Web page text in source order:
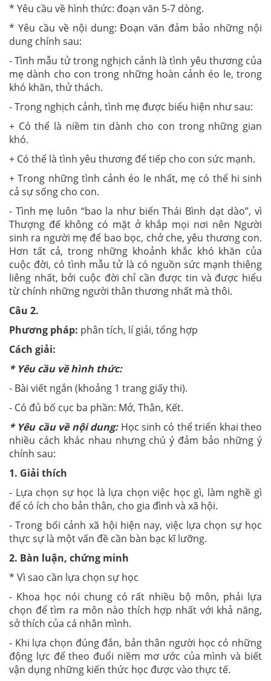
* Yêu cầu về hình thức: đoạn văn 5-7 dòng.
* Yêu cầu về nội dung: Đoạn văn đảm bảo những nội
dung chính sau:
- Tình mẫu tử trong nghịch cảnh là tình yêu thương của
mẹ dành cho con trong những hoàn cảnh éo le, trong
khó khăn, thử thách.
- Trong nghịch cảnh, tình mẹ được biểu hiện như sau:
+ Có thể là niềm tin dành cho con trong những gian
khó.
+ Có thể là tình yêu thương để tiếp cho con sức mạnh.
+ Trong những tình cảnh éo le nhất, mẹ có thể hi sinh
cả sự sống cho con.
- Tình mẹ luôn “bao la như biển Thái Bình dạt dào”, vì
Thượng đế không có mặt ở khắp mọi nơi nên Người
sinh ra người mẹ để bao bọc, chở che, yêu thương con.
Hơn tất cả, trong những khoảnh khắc khó khăn của
cuộc đời, có tình mẫu tử là có nguồn sức mạnh thiêng
liêng nhất, bởi cuộc đời chỉ cần được tin và được hiểu
từ chính những người thân thương nhất mà thôi.
Câu 2.
Phương pháp: phân tích, lí giải, tổng hợp
Cách giải:
* Yêu cầu về hình thức:
- Bài viết ngắn (khoảng 1 trang giấy thi).
- Có đủ bố cục ba phần: Mở, Thân, Kết.
* Yêu cầu về nội dung:Học sinh có thể triển khai theo
nhiều cách khác nhau nhưng chú ý đảm bảo những ý
chính sau:
1. Giải thích
- Lựa chọn sự học là lựa chọn việc học gì, làm nghề gì
để có ích cho bản thân, cho gia đình và xã hội.
- Trong bối cảnh xã hội hiện nay, việc lựa chọn sự học
thực sự là một vấn đề cần bàn bạc kĩ lưỡng.
2. Bàn luận, chứng minh
* Vì sao cần lựa chọn sự học
- Khoa học nói chung có rất nhiều bộ môn, phải lựa
chọn để tìm ra môn nào thích hợp nhất với khả năng,
sở thích của cá nhân mình.
- Khi lựa chọn đúng đắn, bản thân người học có những
động lực để theo đuổi niềm mơ ước của mình và biết
vận dụng những kiến thức học được vào thực tế.